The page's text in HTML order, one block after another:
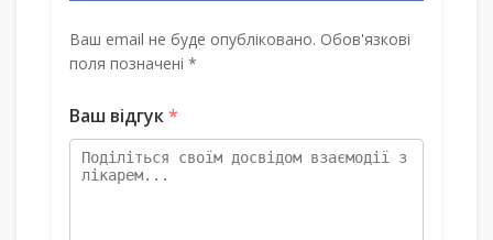
Ваш email не буде опубліковано. Обов'язкові
поля позначені *
Ваш відгук*